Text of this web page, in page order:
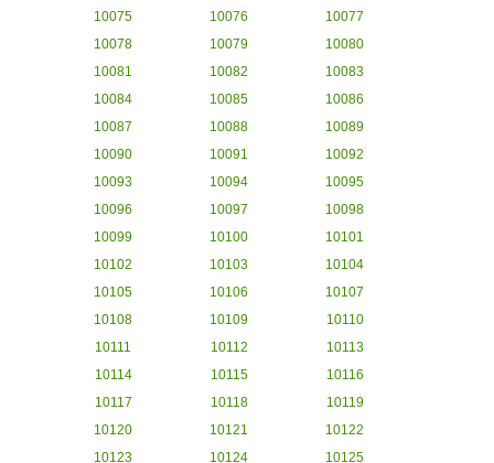
10075
10076
10077
10078
10079
10080
10081
10082
10083
10084
10085
10086
10087
10088
10089
10090
10091
10092
10093
10094
10095
10096
10097
10098
10099
10100
10101
10102
10103
10104
10105
10106
10107
10108
10109
10110
10111
10112
10113
10114
10115
10116
10117
10118
10119
10120
10121
10122
10123
10124 10125